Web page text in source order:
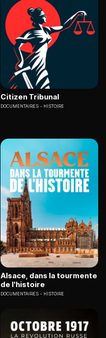
Citizen Tribunal
DOCUMENTAIRES HISTOIRE
Alsace, dans la tourmente
de l'histoire
DOCUMENTAIRES HISTOIRE